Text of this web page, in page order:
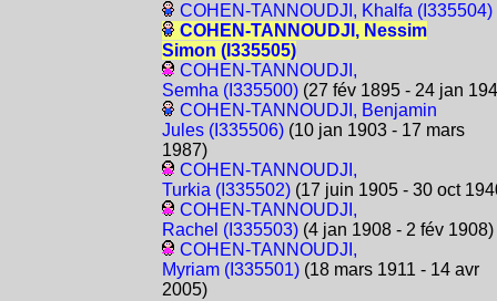
COHEN-TANNOUDJI, Khalfa (I335504)
COHEN-TANNOUDJI, Nessim
Simon (I335505)
COHEN-TANNOUDJI,
Semha (I335500)(27 fév 1895 - 24 jan
COHEN-TANNOUDJI, Benjamin
Jules (I335506)(10 jan 1903 - 17 mars
1987)
COHEN-TANNOUDJI,
Turkia (I335502)(17 juin 1905 - 30 oct
COHEN-TANNOUDJI,
Rachel (I335503)(4 jan 1908 - 2 fév 1908)
COHEN-TANNOUDJI,
Myriam (I335501)(18 mars 1911 - 14 avr
2005)